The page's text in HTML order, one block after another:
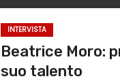
INTERVISTA
Beatrice Moro:
suo talento